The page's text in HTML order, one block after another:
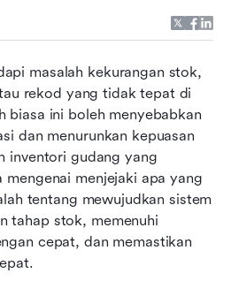
masalah kekurangan stok,
rekod yang tidak tepat di
biasa ini boleh menyebabkan
dan menurunkan kepuasan
inventori gudang yang
mengenai menjejaki apa yang
tentang mewujudkan sistem
tahap stok, memenuhi
cepat, dan memastikan
mengekalkan ketepatan
membentuk
gudang